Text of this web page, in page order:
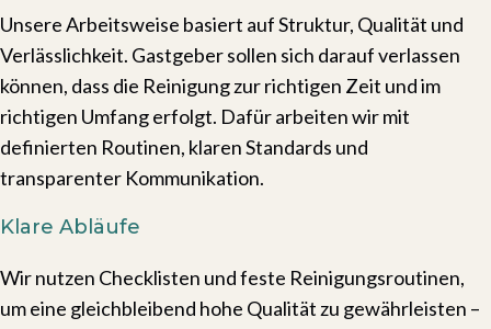
Unsere Arbeitsweise basiert auf Struktur, Qualität und
Verlässlichkeit. Gastgeber sollen sich darauf verlassen
können, dass die Reinigung zur richtigen Zeit und im
richtigen Umfang erfolgt. Dafür arbeiten wir mit
definierten Routinen, klaren Standards und
transparenter Kommunikation.
Klare Abläufe
Wir nutzen Checklisten und feste Reinigungsroutinen,
um eine gleichbleibend hohe Qualität zu gewährleisten –